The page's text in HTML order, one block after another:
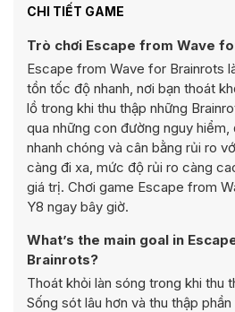
CHI TIẾT GAME
Trò chơi Escape from Wave
Escape from Wave for Brainrots
tồn tốc độ nhanh, nơi bạn thoát
lồ trong khi thu thập những
qua những con đường nguy hiểm,
nhanh chóng và cân bằng rủi ro
càng đi xa, mức độ rủi ro càng
giá trị. Chơi game Escape from
Y8 ngay bây giờ.
What’s the main goal in
Brainrots?
Thoát khỏi làn sóng trong khi thu
Sống sót lâu hơn và thu thập